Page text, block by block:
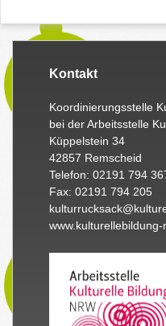
Kontakt
Koordinierungsstelle
bei der Arbeitsstelle
Küppelstein 34
42857 Remscheid
Telefon: 02191 794
Fax: 02191 794 205
www.kulturellebildung-